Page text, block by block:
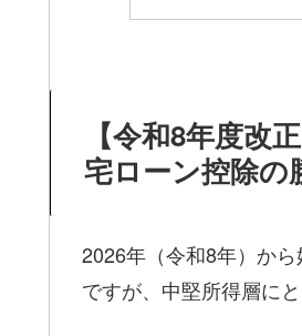
【令和8年度改
宅ローン控除の
2026年（令和8年）か
ですが、中堅所得層に